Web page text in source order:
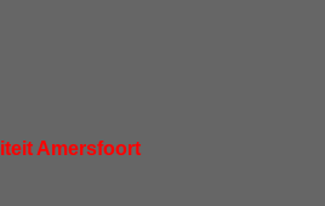
Amersfoort